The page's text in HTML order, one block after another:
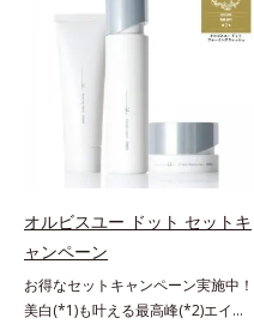
合わせが初（2023年4月 Mintel社デ
ータベースによる当社調べ）*2 う
ーストステップのこと*4 細胞間脂
質に類似した構造*5 保湿成分
本原因に着目。加齢とともに現れる
年齢サインについて研究を進めたと
リのなさ」や、くすみ(*7)などが現
れている状態である「透明感のな
さ」が、大人の肌印象に大きな影響
を与えていることがわかりました。
そこでオルビスユー ドットシリー
ズは美容成分(*8)として「G.D.F.ア
クティベーター(*9)」を配合。そし
て、従来から配合している美白(*1)
有効成分「トラネキサム酸」を配合
しました。さらに、シリーズ共通の
オルビスユー ドット セットキ
ャンペーン
お得なセットキャンペーン実施中！
美白(*1)も叶える最高峰(*2)エイジ